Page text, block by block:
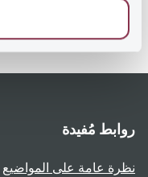
روابط مُفيدة
نظرة عامة على المواضيع